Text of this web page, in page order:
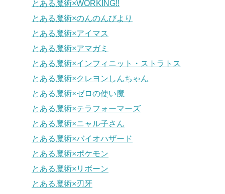
とある魔術×WORKING!!
とある魔術×のんのんびより
とある魔術×アイマス
とある魔術×アマガミ
とある魔術×インフィニット・ストラトス
とある魔術×クレヨンしんちゃん
とある魔術×ゼロの使い魔
とある魔術×テラフォーマーズ
とある魔術×ニャル子さん
とある魔術×バイオハザード
とある魔術×ポケモン
とある魔術×リボーン
とある魔術×刃牙